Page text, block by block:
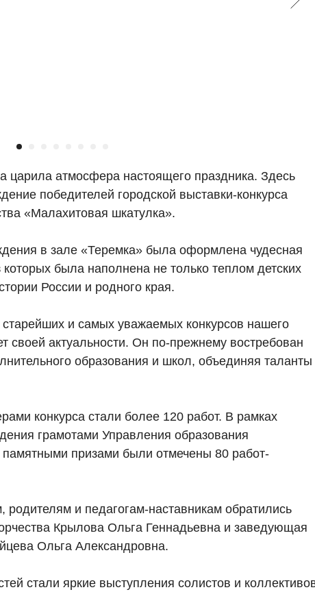
царила атмосфера настоящего праздника. Здесь
победителей городской выставки-конкурса
«Малахитовая шкатулка».
в зале «Теремка» была оформлена чудесная
была наполнена не только теплом детских
России и родного края.
и самых уважаемых конкурсов нашего
своей актуальности. Он по-прежнему востребован
образования и школ, объединяя таланты
конкурса стали более 120 работ. В рамках
грамотами Управления образования
призами были отмечены 80 работ-
и педагогам-наставникам обратились
Крылова Ольга Геннадьевна и заведующая
Ольга Александровна.
стали яркие выступления солистов и